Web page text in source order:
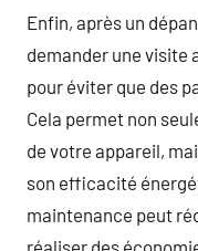
Enfin, après un
demander une visite
pour éviter que des
Cela permet non
de votre appareil,
son efficacité
maintenance peut
réaliser des